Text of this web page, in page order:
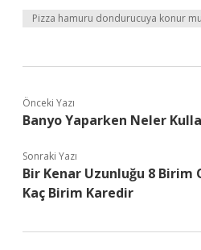
Pizza hamuru dondurucuya konur mu
Önceki Yazı
Banyo Yaparken Neler
Sonraki Yazı
Bir Kenar Uzunluğu 8 Birim
Kaç Birim Karedir